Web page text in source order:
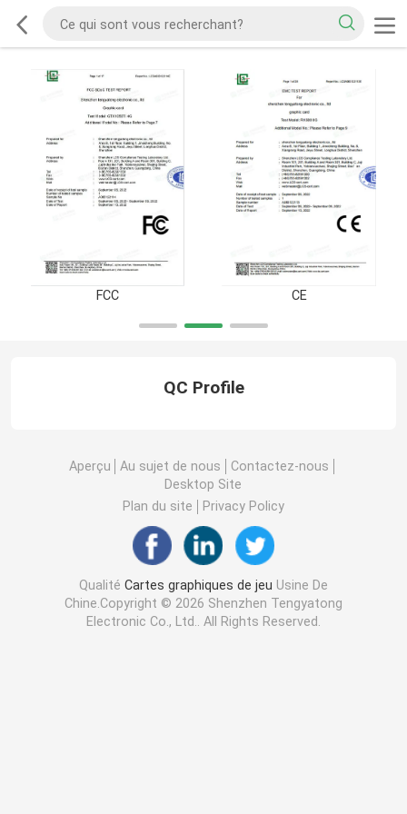
FCC CE
QC Profile
Aperçu Au sujet de nous
Contactez-nous
Desktop Site
Plan du site
Privacy Policy
Qualité Cartes graphiques de jeu Usine De
Chine.Copyright © 2026 Shenzhen Tengyatong
Electronic Co., Ltd.. All Rights Reserved.